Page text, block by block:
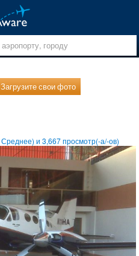
Загрузите свои фото
Среднее) и3,667просмотр(-а/-ов)